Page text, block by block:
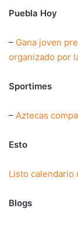
Puebla Hoy
– Gana joven
organizado por
Sportimes
– Aztecas
Esto
Listo calendario
Blogs